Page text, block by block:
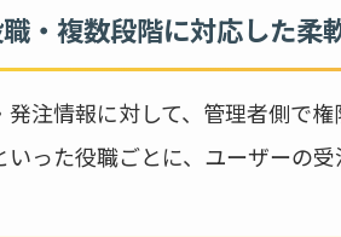
・複数段階に対応した柔
発注情報に対して、管理者側で
いった役職ごとに、ユーザーの